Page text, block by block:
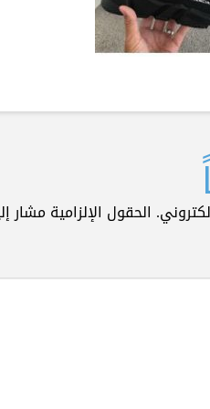
الحقول الإلزامية مشار